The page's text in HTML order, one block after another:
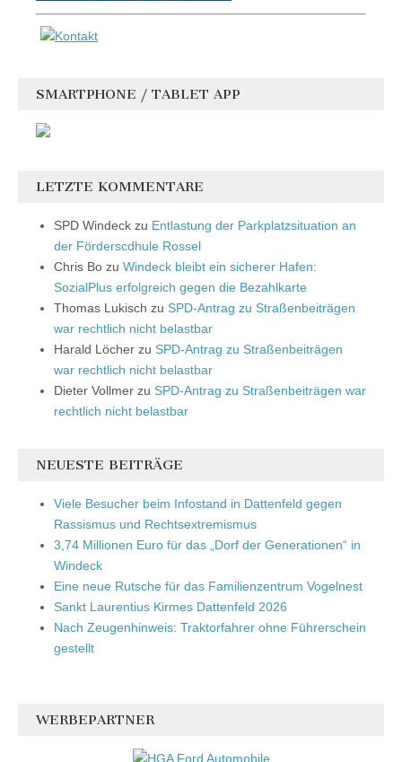
SMARTPHONE / TABLET APP
LETZTE KOMMENTARE
SPD Windeck zu Entlastung der Parkplatzsituation an
der Förderscdhule Rossel
Chris Bo zu Windeck bleibt ein sicherer Hafen:
SozialPlus erfolgreich gegen die Bezahlkarte
Thomas Lukisch zu SPD-Antrag zu Straßenbeiträgen
war rechtlich nicht belastbar
Harald Löcher zu SPD-Antrag zu Straßenbeiträgen
war rechtlich nicht belastbar
Dieter Vollmer zu SPD-Antrag zu Straßenbeiträgen war
rechtlich nicht belastbar
NEUESTE BEITRÄGE
Viele Besucher beim Infostand in Dattenfeld gegen
Rassismus und Rechtsextremismus
3,74 Millionen Euro für das „Dorf der Generationen“ in
Windeck
Eine neue Rutsche für das Familienzentrum Vogelnest
Sankt Laurentius Kirmes Dattenfeld 2026
Nach Zeugenhinweis: Traktorfahrer ohne Führerschein
gestellt
WERBEPARTNER